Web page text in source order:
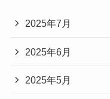
2025年7月
2025年6月
2025年5月